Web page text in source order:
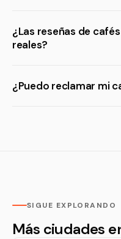
¿Las reseñas de
reales?
¿Puedo reclamar mi
SIGUE EXPLORANDO
Más ciudades